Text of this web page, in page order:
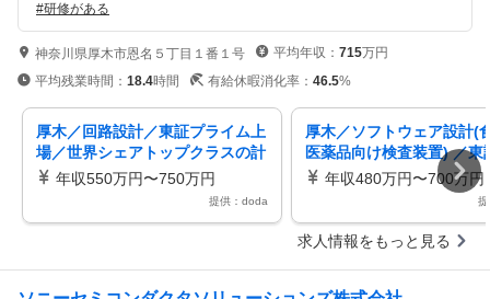
#研修がある
神奈川県厚木市恩名５丁目１番１号 平均年収： 715万円
平均残業時間： 18.4時間 有給休暇消化率： 46.5%
厚木／回路設計／東証プライム上
場／世界シェアトップクラスの計
測器メーカー／平均残業10h
年収550万円〜750万円
提供：doda
厚木／ソフトウェア設計(
医薬品向け検査装置) ／東
イム／グローバル計測器
年収480万円〜700万円
求人情報をもっと見る